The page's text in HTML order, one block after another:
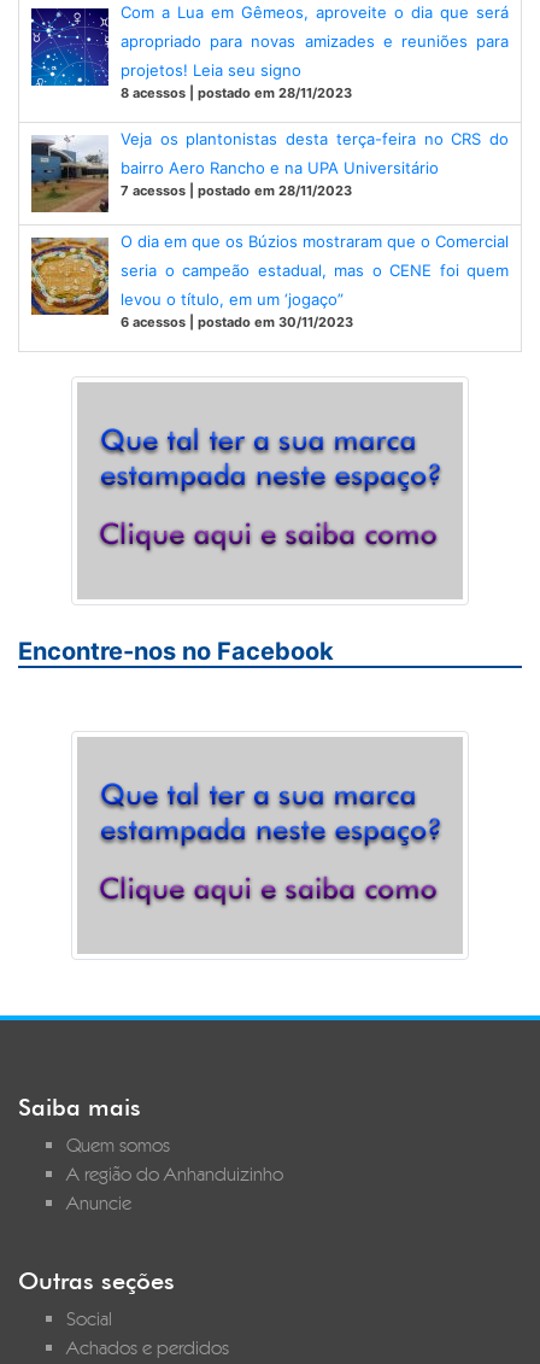
Com a Lua em Gêmeos, aproveite o dia que será
apropriado para novas amizades e reuniões para
projetos! Leia seu signo
8 acessos | postado em 28/11/2023
Veja os plantonistas desta terça-feira no CRS do
bairro Aero Rancho e na UPA Universitário
7 acessos | postado em 28/11/2023
O dia em que os Búzios mostraram que o Comercial
seria o campeão estadual, mas o CENE foi quem
levou o título, em um ‘jogaço”
6 acessos | postado em 30/11/2023
Encontre-nos no Facebook
Saiba mais
Quem somos
A região do Anhanduizinho
Anuncie
Outras seções
Social
Achados e perdidos